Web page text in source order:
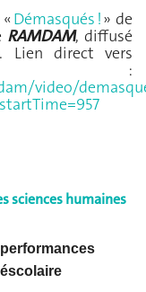
Démasqués !» de
RAMDAM, diffusé
Lien direct vers
:
video/
sciences humaines